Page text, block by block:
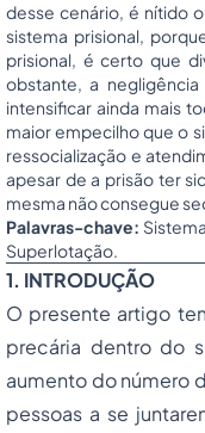
desse cenário, é nítido
sistema prisional,
prisional, é certo que
obstante, a
intensificar ainda mais
maior empecilho que o
ressocialização e
apesar de a prisão ter
mesma não consegue
Palavras-chave:
Superlotação.
1. INTRODUÇÃO
O presente artigo
precária dentro do
aumento do número
pessoas a se